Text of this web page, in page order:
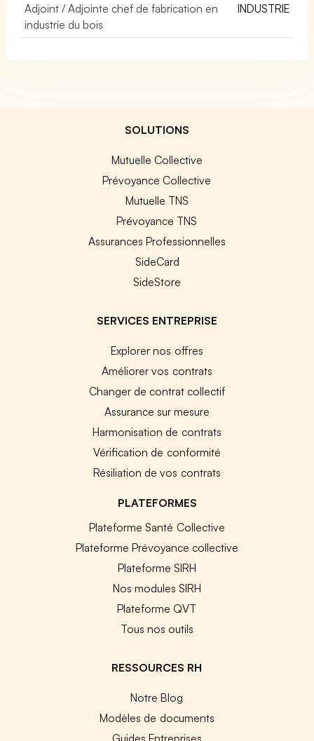
Adjoint / Adjointe chef de fabrication en
industrie du bois
INDUSTRIE
SOLUTIONS
Mutuelle Collective
Prévoyance Collective
Mutuelle TNS
Prévoyance TNS
Assurances Professionnelles
SideCard
SideStore
SERVICES ENTREPRISE
Explorer nos offres
Améliorer vos contrats
Changer de contrat collectif
Assurance sur mesure
Harmonisation de contrats
Vérification de conformité
Résiliation de vos contrats
PLATEFORMES
Plateforme Santé Collective
Plateforme Prévoyance collective
Plateforme SIRH
Nos modules SIRH
Plateforme QVT
Tous nos outils
RESSOURCES RH
Notre Blog
Modèles de documents
Guides Entreprises